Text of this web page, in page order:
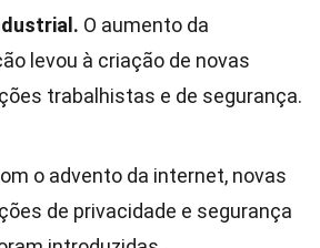
O aumento da
levou à criação de novas
trabalhistas e de segurança.
o advento da internet, novas
de privacidade e segurança